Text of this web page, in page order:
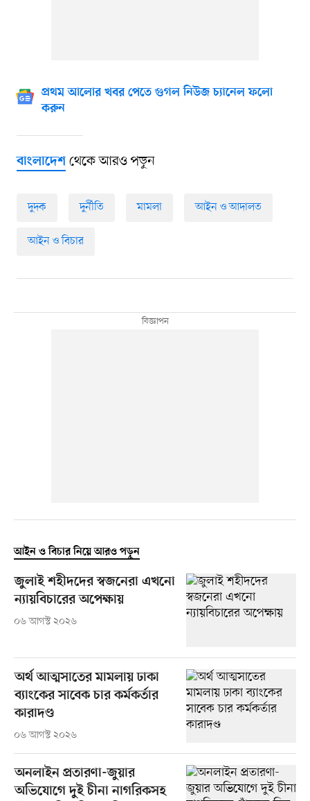
প্রথম আলোর খবর পেতে গুগল নিউজ চ্যানেল ফলো
করুন
বাংলাদেশথেকে আরও পড়ুন
দুদক দুর্নীতি মামলা আইন ও আদালত
আইন ও বিচার
আইন ও বিচার নিয়ে আরও পড়ুন
জুলাই শহীদদের স্বজনেরা এখনো
ন্যায়বিচারের অপেক্ষায়
০৬ আগস্ট ২০২৬
অর্থ আত্মসাতের মামলায় ঢাকা
ব্যাংকের সাবেক চার কর্মকর্তার
কারাদণ্ড
০৬ আগস্ট ২০২৬
অনলাইন প্রতারণা-জুয়ার
অভিযোগে দুই চীনা নাগরিকসহ